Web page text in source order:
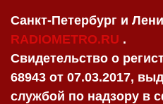
Санкт-Петербург и
RADIOMETRO.RU .
Свидетельство о
68943 от 07.03.2017,
службой по надзору в